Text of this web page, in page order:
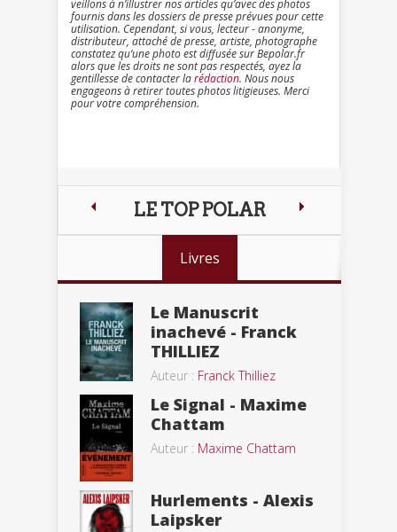
veillons à n’illustrer nos articles qu’avec des photos
fournis dans les dossiers de presse prévues pour cette
utilisation. Cependant, si vous, lecteur - anonyme,
distributeur, attaché de presse, artiste, photographe
constatez qu’une photo est diffusée sur Bepolar.fr
alors que les droits ne sont pas respectés, ayez la
gentillesse de contacter larédaction. Nous nous
engageons à retirer toutes photos litigieuses. Merci
pour votre compréhension.
LE TOP POLAR
Livres
Le Manuscrit
inachevé - Franck
THILLIEZ
Auteur : Franck Thilliez
Le Signal - Maxime
Chattam
Auteur : Maxime Chattam
Hurlements - Alexis
Laipsker